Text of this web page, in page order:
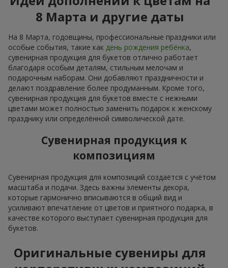
8 Марта и другие даты
На 8 Марта, годовщины, профессиональные праздники или
особые события, такие как день рождения ребёнка,
сувенирная продукция для букетов отлично работает
благодаря особым деталям, стильным мелочам и
подарочным наборам. Они добавляют праздничности и
делают поздравление более продуманным. Кроме того,
сувенирная продукция для букетов вместе с нежными
цветами может полностью заменить подарок к женскому
празднику или определённой символической дате.
Сувенирная продукция к
композициям
Сувенирная продукция для композиций создаётся с учётом
масштаба и подачи. Здесь важны элементы декора,
которые гармонично вписываются в общий вид и
усиливают впечатление от цветов и приятного подарка, в
качестве которого выступает сувенирная продукция для
букетов.
Оригинальные сувениры для